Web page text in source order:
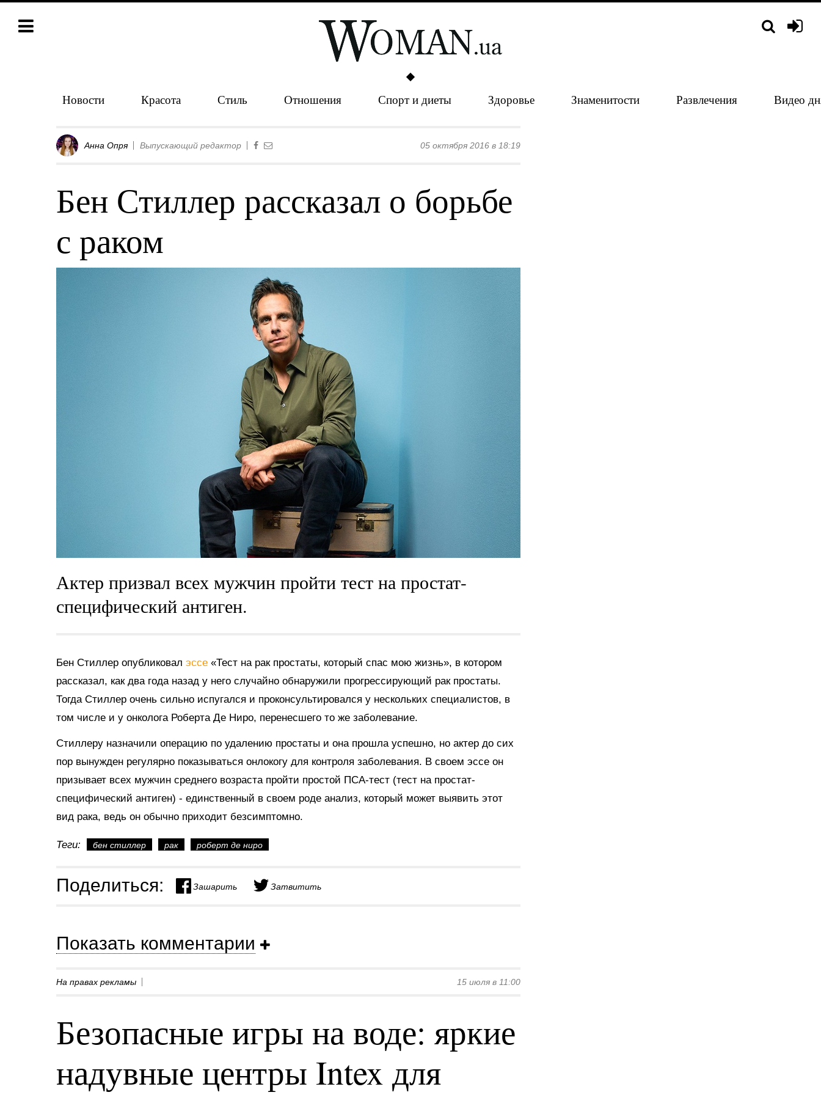
Новости Красота Стиль Отношения Спорт и диеты Здоровье Знаменитости Развлечения Видео
Анна Опря Выпускающий редактор 05 октября 2016 в 18:19
Бен Стиллер рассказал о борьбе
с раком
Актер призвал всех мужчин пройти тест на простат-
специфический антиген.
Бен Стиллер опубликовал эссе «Тест на рак простаты, который спас мою жизнь», в котором
рассказал, как два года назад у него случайно обнаружили прогрессирующий рак простаты.
Тогда Стиллер очень сильно испугался и проконсультировался у нескольких специалистов, в
том числе и у онколога Роберта Де Ниро, перенесшего то же заболевание.
Стиллеру назначили операцию по удалению простаты и она прошла успешно, но актер до сих
пор вынужден регулярно показываться онлокогу для контроля заболевания. В своем эссе он
призывает всех мужчин среднего возраста пройти простой ПСА-тест (тест на простат-
специфический антиген) - единственный в своем роде анализ, который может выявить этот
вид рака, ведь он обычно приходит безсимптомно.
Теги: бен стиллер рак роберт де ниро
Поделиться: Зашарить Затвитить
Показать комментарии
На правах рекламы 15 июля в 11:00
Безопасные игры на воде: яркие
надувные центры Intex для